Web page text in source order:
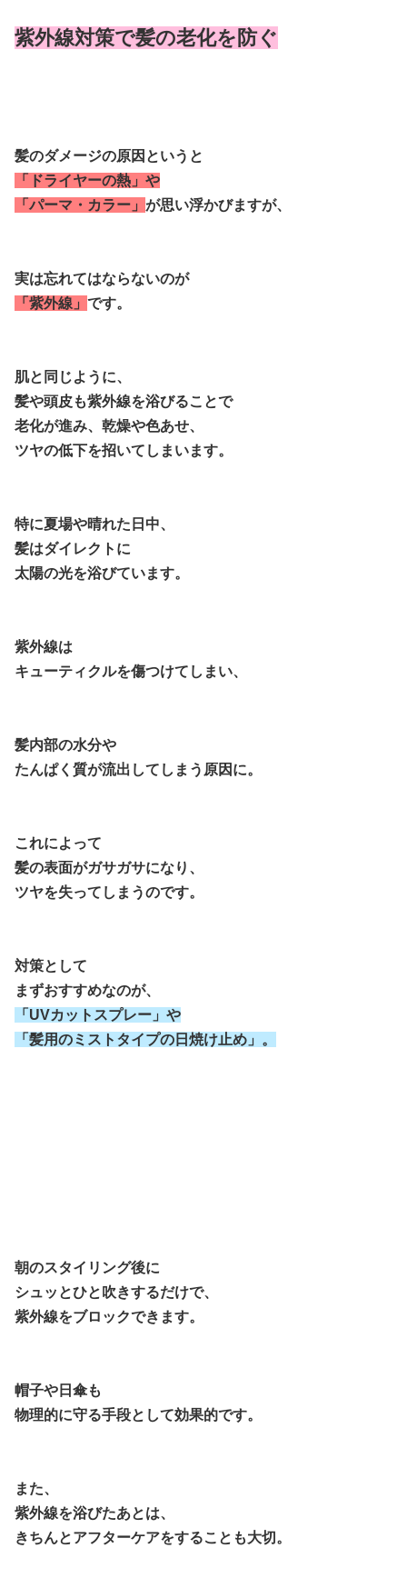
紫外線対策で髪の老化を防ぐ
髪のダメージの原因というと
「ドライヤーの熱」や
「パーマ・カラー」 が思い浮かびますが、
実は忘れてはならないのが
「紫外線」 です。
肌と同じように、
髪や頭皮も紫外線を浴びることで
老化が進み、乾燥や色あせ、
ツヤの低下を招いてしまいます。
特に夏場や晴れた日中、
髪はダイレクトに
太陽の光を浴びています。
紫外線は
キューティクルを傷つけてしまい、
髪内部の水分や
たんぱく質が流出してしまう原因に。
これによって
髪の表面がガサガサになり、
ツヤを失ってしまうのです。
対策として
まずおすすめなのが、
「UVカットスプレー」や
「髪用のミストタイプの日焼け止め」。
朝のスタイリング後に
シュッとひと吹きするだけで、
紫外線をブロックできます。
帽子や日傘も
物理的に守る手段として効果的です。
また、
紫外線を浴びたあとは、
きちんとアフターケアをすることも大切。